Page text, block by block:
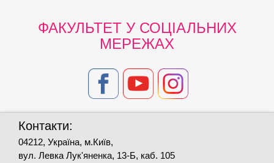
ФАКУЛЬТЕТ У СОЦІАЛЬНИХ
МЕРЕЖАХ
Контакти:
04212, Україна, м.Київ,
вул. Левка Лук'яненка, 13-Б, каб. 105